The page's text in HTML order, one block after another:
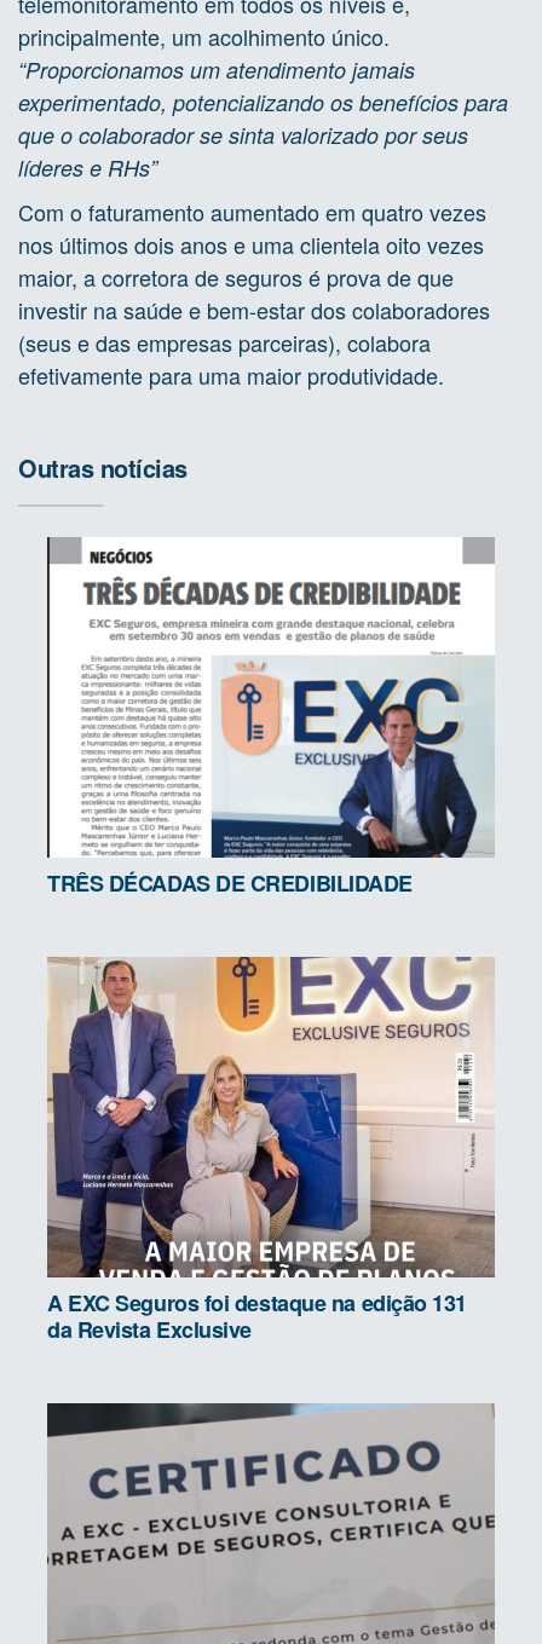
principalmente, um acolhimento único.
“Proporcionamos um atendimento jamais
experimentado, potencializando os benefícios para
que o colaborador se sinta valorizado por seus
líderes e RHs”
Com o faturamento aumentado em quatro vezes
nos últimos dois anos e uma clientela oito vezes
maior, a corretora de seguros é prova de que
investir na saúde e bem-estar dos colaboradores
(seus e das empresas parceiras), colabora
efetivamente para uma maior produtividade.
Outras notícias
TRÊS DÉCADAS DE CREDIBILIDADE
A EXC Seguros foi destaque na edição 131
da Revista Exclusive